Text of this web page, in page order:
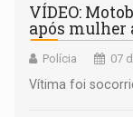
VÍDEO:
após mulher
Polícia 07
Vítima foi